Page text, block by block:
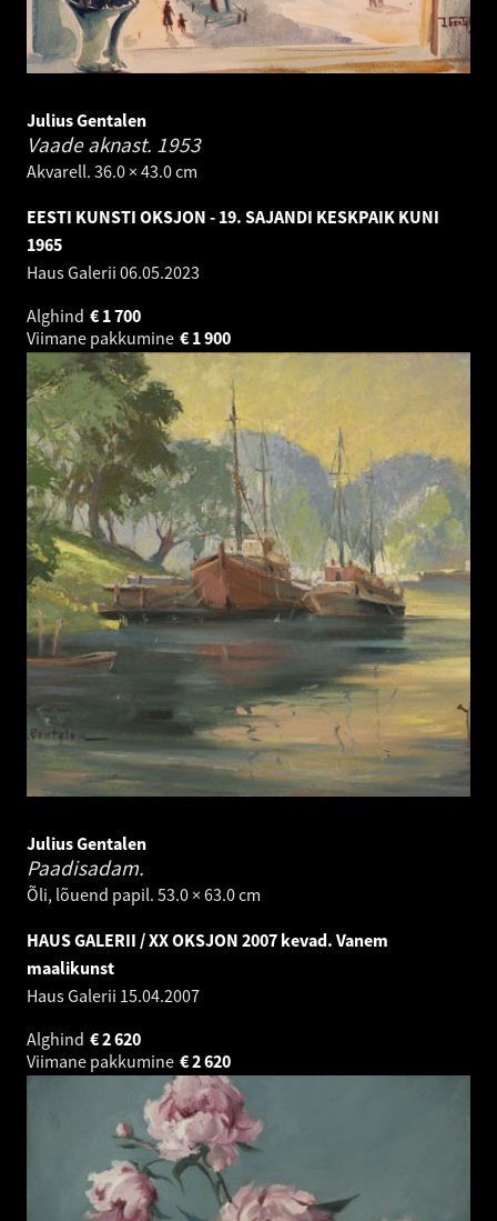
Julius Gentalen
Vaade aknast. 1953
Akvarell. 36.0 × 43.0 cm
EESTI KUNSTI OKSJON - 19. SAJANDI KESKPAIK KUNI
1965
Haus Galerii 06.05.2023
Alghind
1 700
€
Viimane pakkumine
1 900
€
Julius Gentalen
Paadisadam.
Õli, lõuend papil. 53.0 × 63.0 cm
HAUS GALERII / XX OKSJON 2007 kevad. Vanem
maalikunst
Haus Galerii 15.04.2007
Alghind
2 620
€
Viimane pakkumine
2 620
€